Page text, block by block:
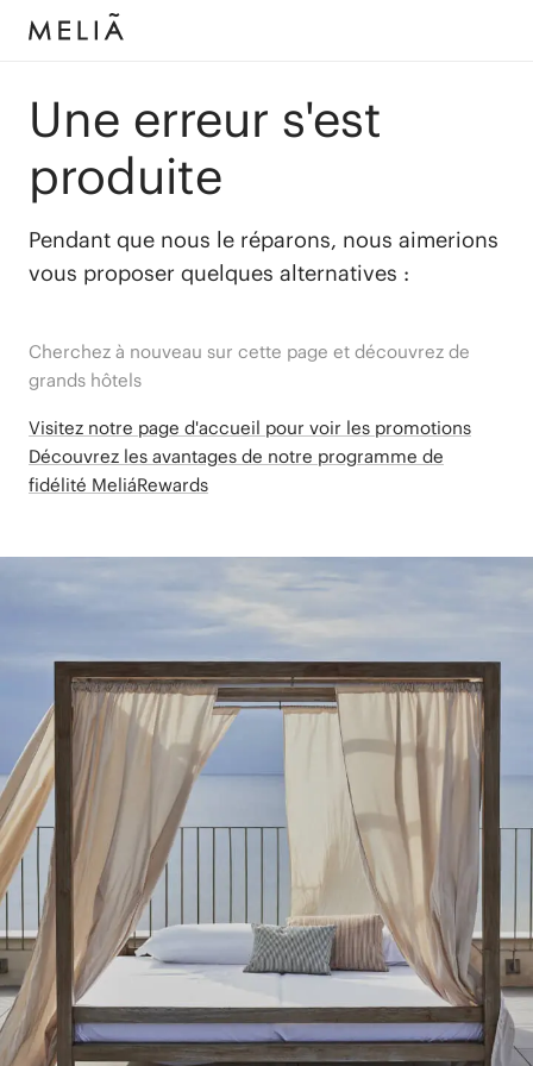
Une erreur s'est
produite
Pendant que nous le réparons, nous aimerions
vous proposer quelques alternatives :
Cherchez à nouveau sur cette page et découvrez de
grands hôtels
Visitez notre page d'accueil pour voir les promotions
Découvrez les avantages de notre programme de
fidélité MeliáRewards